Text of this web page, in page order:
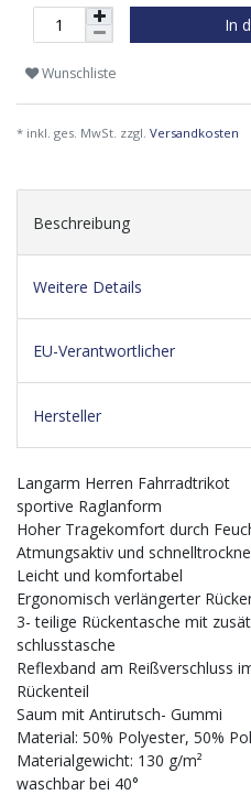
In
Wunschliste
* inkl. ges. MwSt. zzgl. Versandkosten
Beschreibung
Weitere Details
EU-Verantwortlicher
Hersteller
Langarm Herren Fahrradtrikot
sportive Raglanform
Hoher Tragekomfort durch
Atmungsaktiv und
Leicht und komfortabel
Ergonomisch verlängerter
3- teilige Rückentasche mit
schlusstasche
Reflexband am Reißverschluss
Rückenteil
Saum mit Antirutsch- Gummi
Material: 50% Polyester, 50%
Materialgewicht: 130 g/m²
waschbar bei 40°